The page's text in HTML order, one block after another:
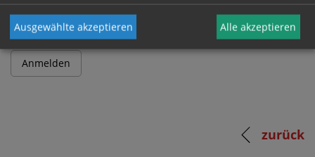
zurück
Ausgewählte akzeptieren Alle akzeptieren